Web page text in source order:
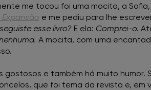
do Castelo
me tocou foi uma mocita, a
e me pediu para lhe
esse livro?E ela: Comprei-o.
A mocita, com uma
e também há muito humor.
que foi tema da revista e,